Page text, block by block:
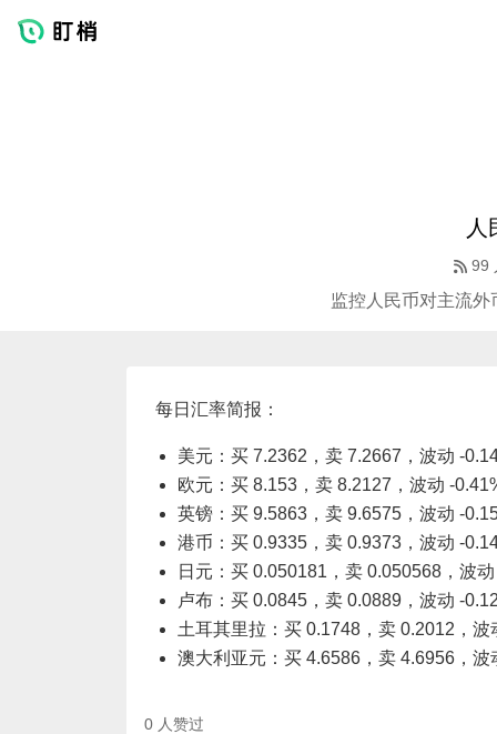
人
99
监控人民币对主流
每日汇率简报：
美元：买 7.2362，卖 7.2667，波动 -
欧元：买 8.153，卖 8.2127，波动 -
英镑：买 9.5863，卖 9.6575，波动 -
港币：买 0.9335，卖 0.9373，波动 -
日元：买 0.050181，卖 0.050568，波
卢布：买 0.0845，卖 0.0889，波动 -
土耳其里拉：买 0.1748，卖 0.2012，波
澳大利亚元：买 4.6586，卖 4.6956，波
0 人赞过